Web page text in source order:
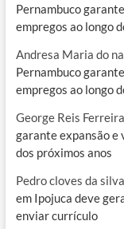
Pernambuco
empregos ao longo
Andresa Maria do
Pernambuco
empregos ao longo
George Reis Ferreira
garante expansão e
dos próximos anos
Pedro cloves da silva
em Ipojuca deve
enviar currículo